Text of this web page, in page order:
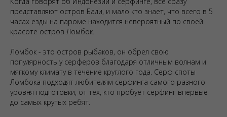
представляют остров Бали, и мало кто знает, что всего в 5
часах езды на пароме находится невероятный по своей
красоте остров Ломбок.
Ломбок - это остров рыбаков, он обрел свою
популярность у серферов благодаря отличным волнам и
мягкому климату в течение круглого года. Серф споты
Ломбока подходят любителям серфинга самого разного
уровня подготовки, от тех, кто пробует серфинг впервые
до самых крутых ребят.